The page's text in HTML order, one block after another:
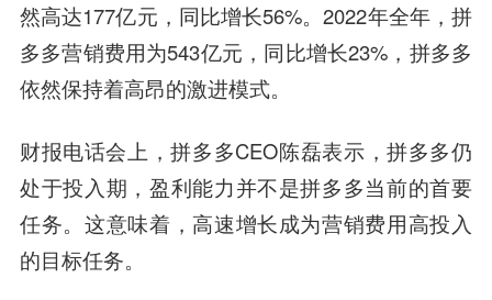
然高达177亿元，同比增长56%。2022年全年，拼
多多营销费用为543亿元，同比增长23%，拼多多
依然保持着高昂的激进模式。
财报电话会上，拼多多CEO陈磊表示，拼多多仍
处于投入期，盈利能力并不是拼多多当前的首要
任务。这意味着，高速增长成为营销费用高投入
的目标任务。